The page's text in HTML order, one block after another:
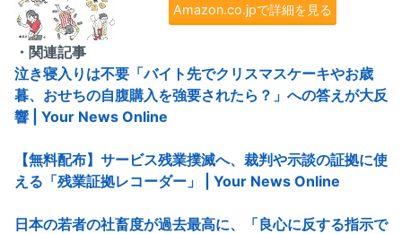
Amazon.co.jpで詳細を見る
・関連記事
泣き寝入りは不要「バイト先でクリスマスケーキやお歳
暮、おせちの自腹購入を強要されたら？」への答えが大反
響 | Your News Online
【無料配布】サービス残業撲滅へ、裁判や示談の証拠に使
える「残業証拠レコーダー」 | Your News Online
日本の若者の社畜度が過去最高に、「良心に反する指示で